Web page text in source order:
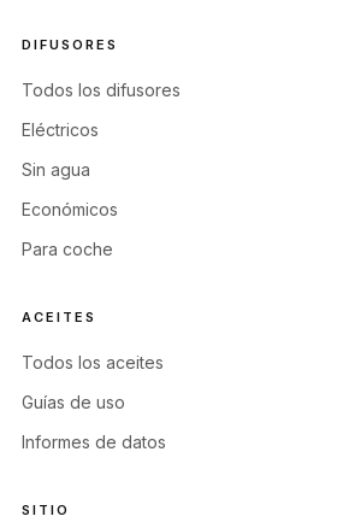
DIFUSORES
Todos los difusores
Eléctricos
Sin agua
Económicos
Para coche
ACEITES
Todos los aceites
Guías de uso
Informes de datos
SITIO